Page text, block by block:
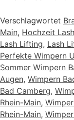
Verschlagwortet
Main, Hochzeit
Lash Lifting, Lash
Perfekte Wimpern
Sommer Wimpern
Augen, Wimpern
Bad Camberg,
Rhein-Main,
Rhein-Main,